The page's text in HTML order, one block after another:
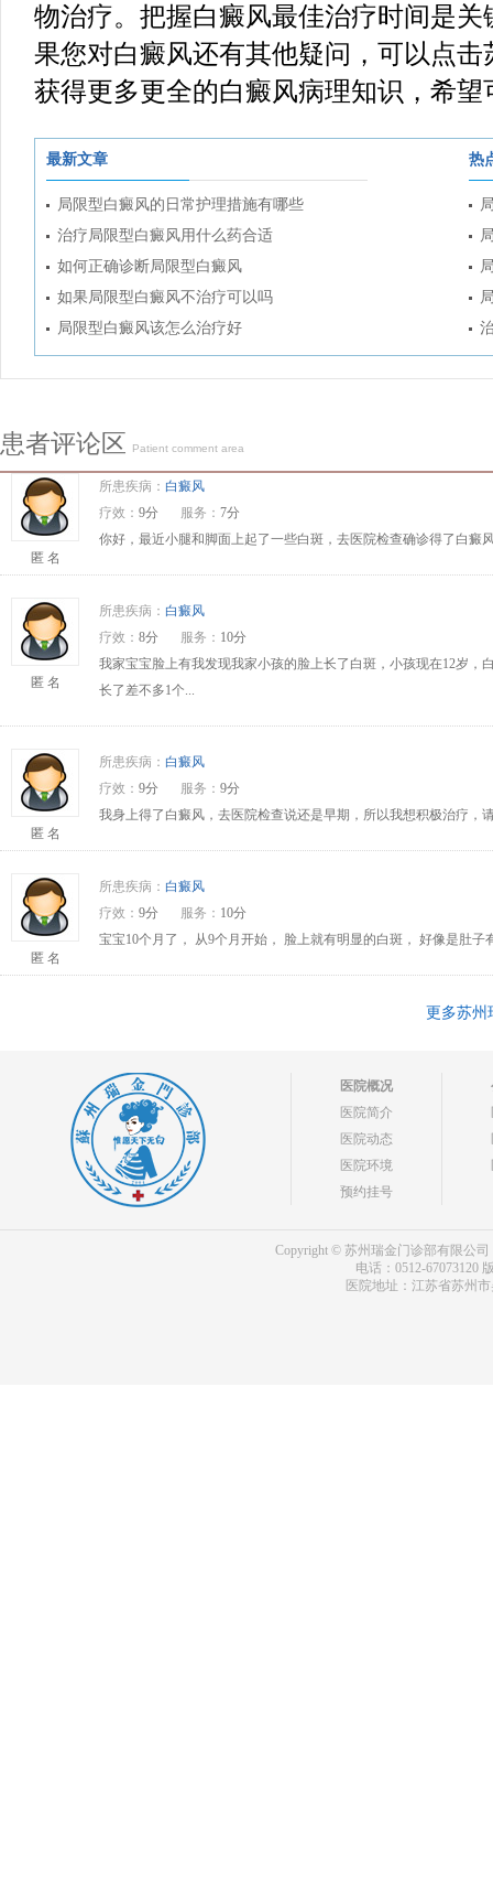
物治疗。把握白癜风最佳治疗时间是关
果您对白癜风还有其他疑问，可以点
获得更多更全的白癜风病理知识，希望
最新文章
局限型白癜风的日常护理措施有哪些
治疗局限型白癜风用什么药合适
如何正确诊断局限型白癜风
如果局限型白癜风不治疗可以吗
局限型白癜风该怎么治疗好
热
患者评论区 Patient comment area
匿 名
所患疾病： 白癜风
疗效： 9分 服务： 7分
你好，最近小腿和脚面上起了一些白斑，去医院检查确诊得了白
匿 名
所患疾病： 白癜风
疗效： 8分 服务： 10分
我家宝宝脸上有我发现我家小孩的脸上长了白斑，小孩现在12岁
长了差不多1个...
匿 名
所患疾病： 白癜风
疗效： 9分 服务： 9分
我身上得了白癜风，去医院检查说还是早期，所以我想积极治疗，
匿 名
所患疾病： 白癜风
疗效： 9分 服务： 10分
宝宝10个月了， 从9个月开始， 脸上就有明显的白斑， 好像是肚
更多苏州
医院概况
医院简介
医院动态
医院环境
预约挂号
Copyright © 苏州瑞金门诊部有限公司
电话：0512-67073120
医院地址：江苏省苏州